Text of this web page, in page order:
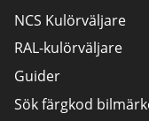
NCS Kulörväljare
RAL-kulörväljare
Guider
Sök färgkod